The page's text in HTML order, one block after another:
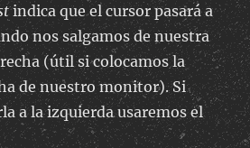
indica que el cursor pasará a
nos salgamos de nuestra
(útil si colocamos la
de nuestro monitor). Si
a la izquierda usaremos el